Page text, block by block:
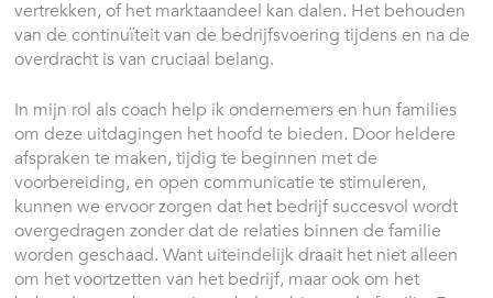
vertrekken, of het marktaandeel kan dalen. Het behouden
van de continuïteit van de bedrijfsvoering tijdens en na de
overdracht is van cruciaal belang.
In mijn rol als coach help ik ondernemers en hun families
om deze uitdagingen het hoofd te bieden. Door heldere
afspraken te maken, tijdig te beginnen met de
voorbereiding, en open communicatie te stimuleren,
kunnen we ervoor zorgen dat het bedrijf succesvol wordt
overgedragen zonder dat de relaties binnen de familie
worden geschaad. Want uiteindelijk draait het niet alleen
om het voortzetten van het bedrijf, maar ook om het